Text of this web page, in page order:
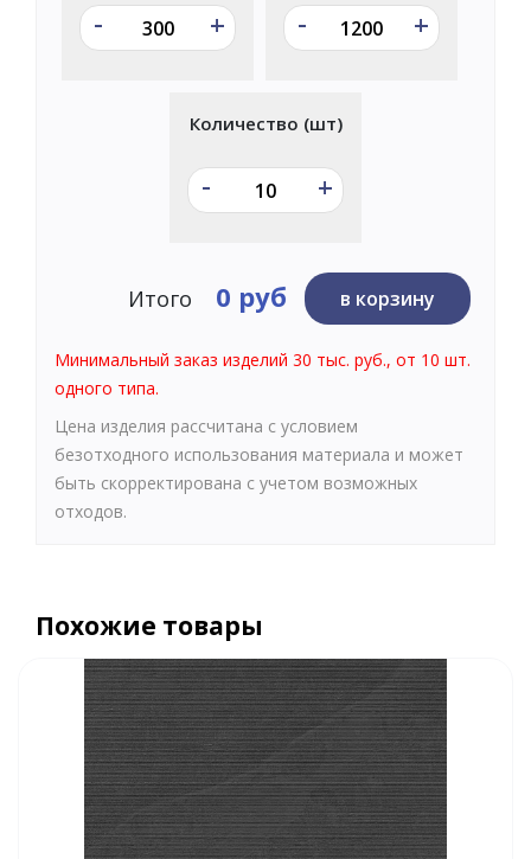
- + - +
Количество (шт)
- +
Итого 0 руб в корзину
Минимальный заказ изделий 30 тыс. руб., от 10 шт.
одного типа.
Цена изделия рассчитана с условием
безотходного использования материала и может
быть скорректирована с учетом возможных
отходов.
Похожие товары